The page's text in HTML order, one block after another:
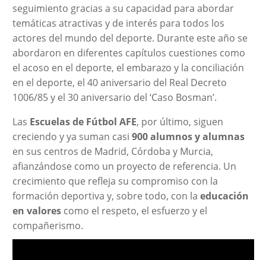
seguimiento gracias a su capacidad para abordar
temáticas atractivas y de interés para todos los
actores del mundo del deporte. Durante este año se
abordaron en diferentes capítulos cuestiones como
el acoso en el deporte, el embarazo y la conciliación
en el deporte, el 40 aniversario del Real Decreto
1006/85 y el 30 aniversario del ‘Caso Bosman’.
Las Escuelas de Fútbol AFE, por último, siguen
creciendo y ya suman casi 900 alumnos y alumnas
en sus centros de Madrid, Córdoba y Murcia,
afianzándose como un proyecto de referencia. Un
crecimiento que refleja su compromiso con la
formación deportiva y, sobre todo, con la educación
en valores como el respeto, el esfuerzo y el
compañerismo.